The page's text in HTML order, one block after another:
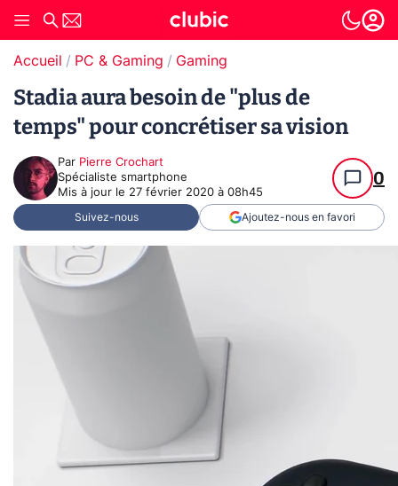
Accueil PC & Gaming Gaming
Stadia aura besoin de "plus de
temps" pour concrétiser sa vision
Par Pierre Crochart
Spécialiste smartphone
Mis à jour le 27 février 2020 à 08h45
0
Suivez-nous Ajoutez-nous en favori